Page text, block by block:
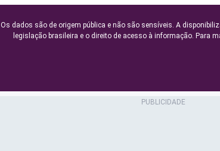
Os dados são de origem pública e não são sensíveis. A
legislação brasileira e o direito de acesso à informação. Para